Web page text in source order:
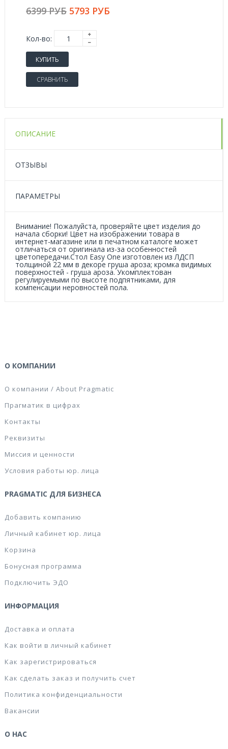
6399 РУБ 5793 РУБ
Кол-во:
КУПИТЬ
СРАВНИТЬ
ОПИСАНИЕ
ОТЗЫВЫ
ПАРАМЕТРЫ
Внимание! Пожалуйста, проверяйте цвет изделия до
начала сборки! Цвет на изображении товара в
интернет-магазине или в печатном каталоге может
отличаться от оригинала из-за особенностей
цветопередачи.Стол Easy One изготовлен из ЛДСП
толщиной 22 мм в декоре груша ароза; кромка видимых
поверхностей - груша ароза. Укомплектован
регулируемыми по высоте подпятниками, для
компенсации неровностей пола.
О КОМПАНИИ
О компании / About Pragmatic
Прагматик в цифрах
Контакты
Реквизиты
Миссия и ценности
Условия работы юр. лица
PRAGMATIC ДЛЯ БИЗНЕСА
Добавить компанию
Личный кабинет юр. лица
Корзина
Бонусная программа
Подключить ЭДО
ИНФОРМАЦИЯ
Доставка и оплата
Как войти в личный кабинет
Как зарегистрироваться
Как сделать заказ и получить счет
Политика конфиденциальности
Вакансии
О НАС